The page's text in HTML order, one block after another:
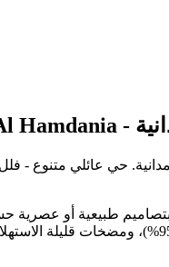
-
Hamdania
. حي عائلي متنوع -
طبيعية أو عصرية